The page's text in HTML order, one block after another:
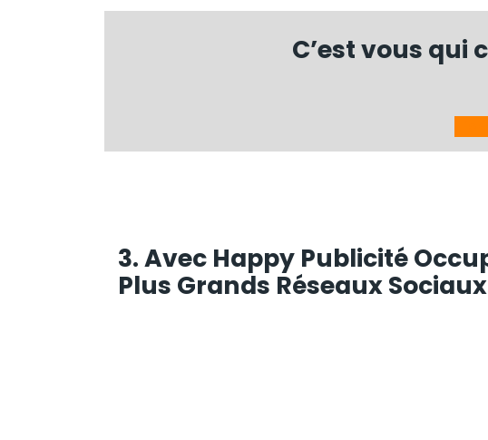
C’est vous qui
3. Avec Happy Publicité
Plus Grands Réseaux